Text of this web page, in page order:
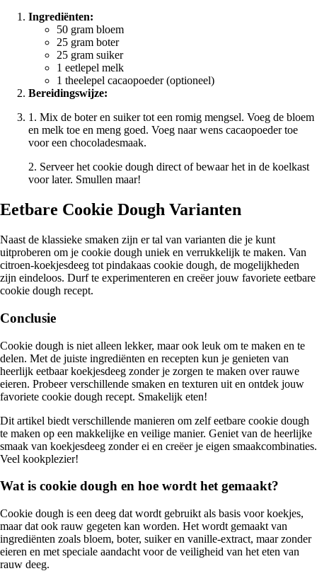
Ingrediënten:
50 gram bloem
25 gram boter
25 gram suiker
1 eetlepel melk
1 theelepel cacaopoeder (optioneel)
Bereidingswijze:
1. Mix de boter en suiker tot een romig mengsel. Voeg de bloem
en melk toe en meng goed. Voeg naar wens cacaopoeder toe
voor een chocoladesmaak.
2. Serveer het cookie dough direct of bewaar het in de koelkast
voor later. Smullen maar!
Eetbare Cookie Dough Varianten
Naast de klassieke smaken zijn er tal van varianten die je kunt
uitproberen om je cookie dough uniek en verrukkelijk te maken. Van
citroen-koekjesdeeg tot pindakaas cookie dough, de mogelijkheden
zijn eindeloos. Durf te experimenteren en creëer jouw favoriete eetbare
cookie dough recept.
Conclusie
Cookie dough is niet alleen lekker, maar ook leuk om te maken en te
delen. Met de juiste ingrediënten en recepten kun je genieten van
heerlijk eetbaar koekjesdeeg zonder je zorgen te maken over rauwe
eieren. Probeer verschillende smaken en texturen uit en ontdek jouw
favoriete cookie dough recept. Smakelijk eten!
Dit artikel biedt verschillende manieren om zelf eetbare cookie dough
te maken op een makkelijke en veilige manier. Geniet van de heerlijke
smaak van koekjesdeeg zonder ei en creëer je eigen smaakcombinaties.
Veel kookplezier!
Wat is cookie dough en hoe wordt het gemaakt?
Cookie dough is een deeg dat wordt gebruikt als basis voor koekjes,
maar dat ook rauw gegeten kan worden. Het wordt gemaakt van
ingrediënten zoals bloem, boter, suiker en vanille-extract, maar zonder
eieren en met speciale aandacht voor de veiligheid van het eten van
rauw deeg.